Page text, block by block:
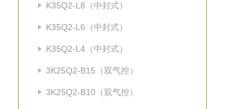
K35Q2-L8（中封式）
K35Q2-L6（中封式）
K35Q2-L4（中封式）
3K25Q2-B15（双气控）
3K25Q2-B10（双气控）